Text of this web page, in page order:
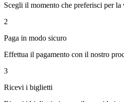
Scegli il momento che preferisci per
2
Paga in modo sicuro
Effettua il pagamento con il nostro
3
Ricevi i biglietti